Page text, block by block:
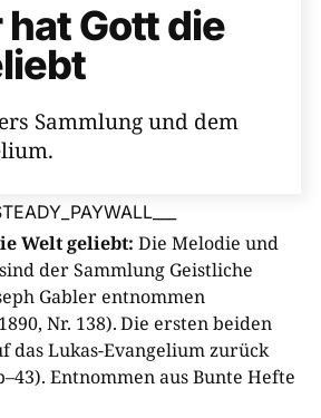
hat Gott die
Sammlung und dem
Welt geliebt: Die Melodie und
der Sammlung Geistliche
Gabler entnommen
Nr. 138). Die ersten beiden
das Lukas-​Evangelium zurück
Entnommen aus Bunte Hefte